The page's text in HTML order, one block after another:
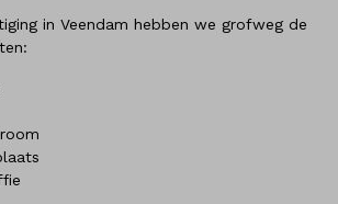
in Veendam hebben we grofweg de